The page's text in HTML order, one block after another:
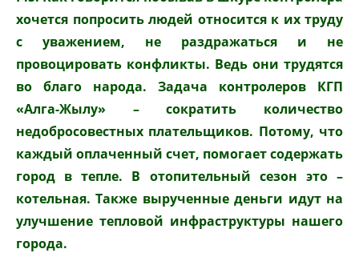
хочется попросить людей относится к их труду
с уважением, не раздражаться и не
провоцировать конфликты. Ведь они трудятся
во благо народа. Задача контролеров КГП
«Алга-Жылу» – сократить количество
недобросовестных плательщиков. Потому, что
каждый оплаченный счет, помогает содержать
город в тепле. В отопительный сезон это –
котельная. Также вырученные деньги идут на
улучшение тепловой инфраструктуры нашего
города.